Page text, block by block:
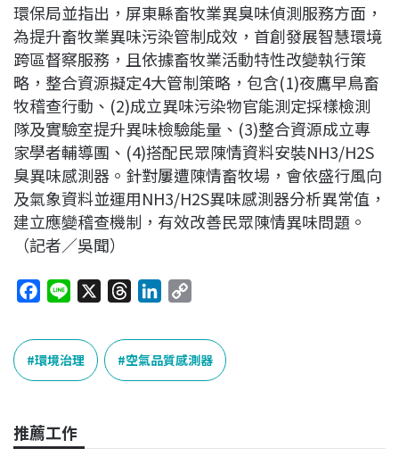
環保局並指出，屏東縣畜牧業異臭味偵測服務方面，
為提升畜牧業異味污染管制成效，首創發展智慧環境
跨區督察服務，且依據畜牧業活動特性改變執行策
略，整合資源擬定4大管制策略，包含(1)夜鷹早鳥畜
牧稽查行動、(2)成立異味污染物官能測定採樣檢測
隊及實驗室提升異味檢驗能量、(3)整合資源成立專
家學者輔導團、(4)搭配民眾陳情資料安裝NH3/H2S
臭異味感測器。針對屢遭陳情畜牧場，會依盛行風向
及氣象資料並運用NH3/H2S異味感測器分析異常值，
建立應變稽查機制，有效改善民眾陳情異味問題。
（記者／吳聞）
c
e
b
o
k
n
e
r
e
a
n
k
e
n
p
y
L
k
環境治理 空氣品質感測器
推薦工作